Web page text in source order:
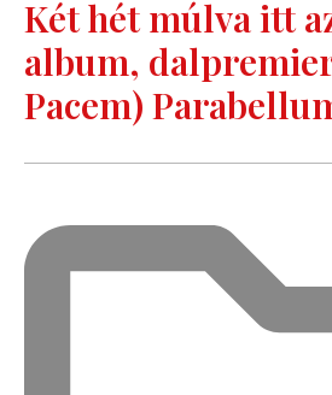
Két hét múlva itt
album,
Pacem)